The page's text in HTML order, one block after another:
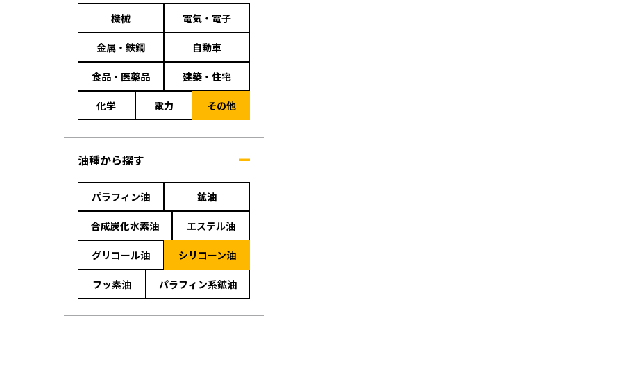
機械 電気・電子
金属・鉄鋼 自動車
食品・医薬品 建築・住宅
化学 電力 その他
油種から探す
パラフィン油 鉱油
合成炭化水素油 エステル油
グリコール油 シリコーン油
フッ素油 パラフィン系鉱油